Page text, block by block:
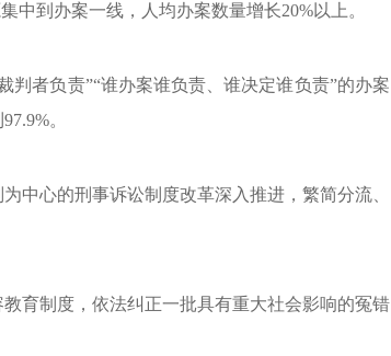
中到办案一线，人均办案数量增长20%以上。
者负责”“谁办案谁负责、谁决定谁负责”的办案
。
中心的刑事诉讼制度改革深入推进，繁简分流、
育制度，依法纠正一批具有重大社会影响的冤错